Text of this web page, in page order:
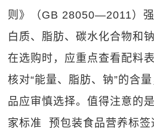
则》（GB 28050—2011）
白质、脂肪、碳水化合物和
在选购时，应重点查看配料
核对“能量、脂肪、钠”的含
品应审慎选择。值得注意的
家标准 预包装食品营养标